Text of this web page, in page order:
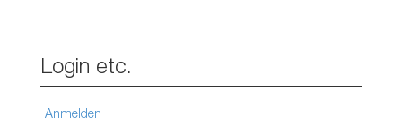
Login etc.
Anmelden